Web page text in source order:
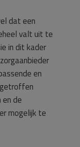
dat een
valt uit te
in dit kader
en
de
mogelijk te